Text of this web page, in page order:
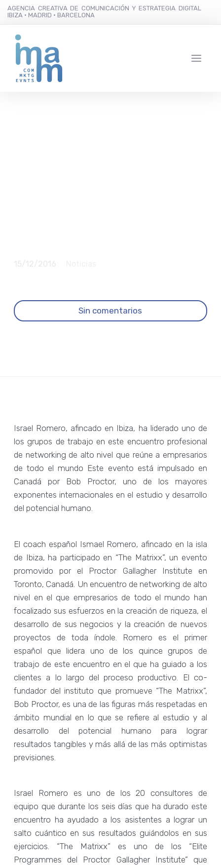
AGENCIA CREATIVA DE COMUNICACIÓN Y ESTRATEGIA DIGITAL
IBIZA · MADRID · BARCELONA
Sin comentarios
Israel Romero, afincado en Ibiza, ha liderado uno de
los grupos de trabajo en este encuentro profesional
de networking de alto nivel que reúne a empresarios
de todo el mundo Este evento está impulsado en
Canadá por Bob Proctor, uno de los mayores
exponentes internacionales en el estudio y desarrollo
del potencial humano.
El coach español Ismael Romero, afincado en la isla
de Ibiza, ha participado en “The Matrixx”, un evento
promovido por el Proctor Gallagher Institute en
Toronto, Canadá. Un encuentro de networking de alto
nivel en el que empresarios de todo el mundo han
focalizado sus esfuerzos en la creación de riqueza, el
desarrollo de sus negocios y la creación de nuevos
proyectos de toda índole. Romero es el primer
español que lidera uno de los quince grupos de
trabajo de este encuentro en el que ha guiado a los
clientes a lo largo del proceso productivo. El co-
fundador del instituto que promueve “The Matrixx”,
Bob Proctor, es una de las figuras más respetadas en
ámbito mundial en lo que se refiere al estudio y al
desarrollo del potencial humano para lograr
resultados tangibles y más allá de las más optimistas
previsiones.
Israel Romero es uno de los 20 consultores de
equipo que durante los seis días que ha durado este
encuentro ha ayudado a los asistentes a lograr un
salto cuántico en sus resultados guiándolos en sus
ejercicios. “The Matrixx” es uno de los “Elite
Programmes del Proctor Gallagher Institute” que